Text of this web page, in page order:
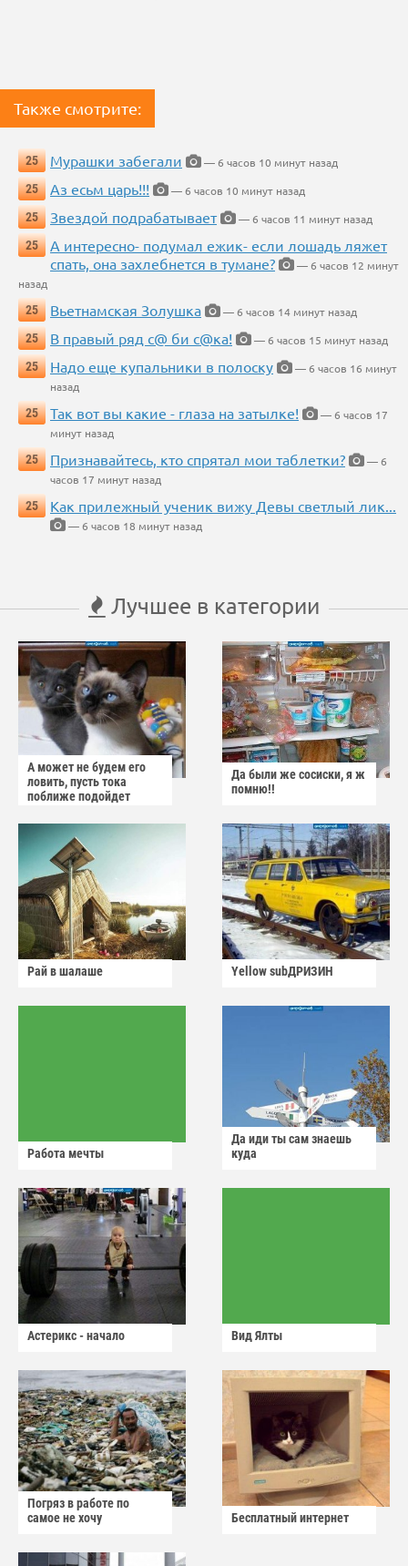
Также смотрите:
25 Мурашки забегали
— 6 часов 10 минут назад
25
Аз есьм царь!!!
— 6 часов 10 минут назад
25
Звездой подрабатывает
— 6 часов 11 минут назад
25
А интересно- подумал ежик- если лошадь ляжет
спать, она захлебнется в тумане?
— 6 часов 12 минут
назад
25
Вьетнамская Золушка
— 6 часов 14 минут назад
25
В правый ряд с@ би с@ка!
— 6 часов 15 минут назад
25
Надо еще купальники в полоску
— 6 часов 16 минут
назад
25
Так вот вы какие - глаза на затылке!
— 6 часов 17
минут назад
25
Признавайтесь, кто спрятал мои таблетки?
— 6
часов 17 минут назад
25
Как прилежный ученик вижу Девы светлый лик...
— 6 часов 18 минут назад
Лучшее в категории
А может не будем его
ловить, пусть тока
поближе подойдет
Да были же сосиски, я ж
помню!!
Рай в шалаше Yellow subДРИЗИН
Работа мечты
Да иди ты сам знаешь
куда
Астерикс - начало Вид Ялты
Погряз в работе по
самое не хочу
Бесплатный интернет